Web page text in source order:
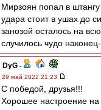
Мирзоян попал в штангу
удара стоит в ушах до
занозой осталось на
случилось чудо
DyG -
29 май 2022 21:23
С победой, друзья!!!
Хорошее настроение на